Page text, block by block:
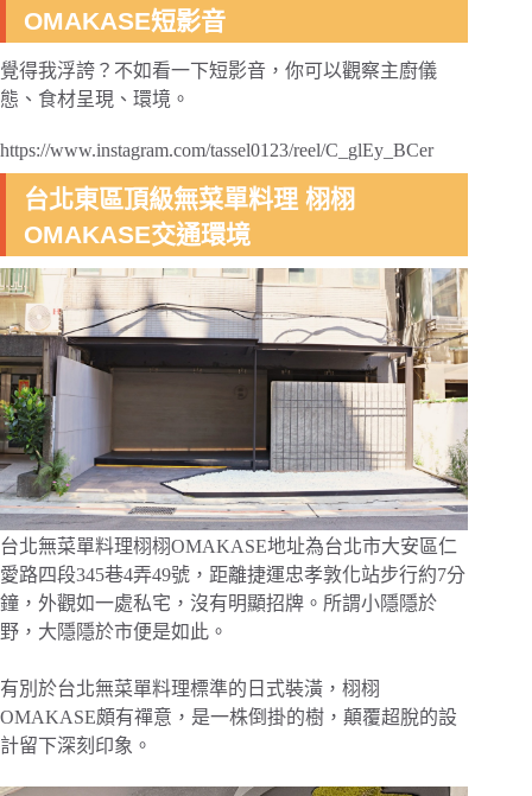
OMAKASE短影音
覺得我浮誇？不如看一下短影音，你可以觀察主廚儀
態、食材呈現、環境。
https://www.instagram.com/tassel0123/reel/C_glEy_BCer
台北東區頂級無菜單料理 栩栩
OMAKASE交通環境
台北無菜單料理栩栩OMAKASE地址為台北市大安區仁
愛路四段345巷4弄49號，距離捷運忠孝敦化站步行約7分
鐘，外觀如一處私宅，沒有明顯招牌。所謂小隱隱於
野，大隱隱於市便是如此。
有別於台北無菜單料理標準的日式裝潢，栩栩
OMAKASE頗有禪意，是一株倒掛的樹，顛覆超脫的設
計留下深刻印象。